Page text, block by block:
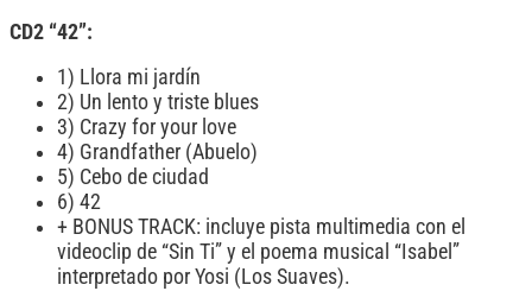
CD2 “42”:
1) Llora mi jardín
2) Un lento y triste blues
3) Crazy for your love
4) Grandfather (Abuelo)
5) Cebo de ciudad
6) 42
+ BONUS TRACK: incluye pista multimedia con el
videoclip de “Sin Ti” y el poema musical “Isabel”
interpretado por Yosi (Los Suaves).